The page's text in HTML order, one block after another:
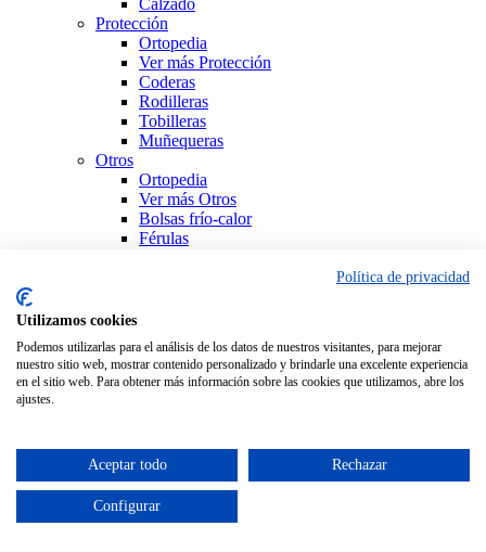
Calzado
Protección
Ortopedia
Ver más Protección
Coderas
Rodilleras
Tobilleras
Muñequeras
Otros
Ortopedia
Ver más Otros
Bolsas frío-calor
Férulas
Política de privacidad
Utilizamos cookies
Podemos utilizarlas para el análisis de los datos de nuestros visitantes, para mejorar
nuestro sitio web, mostrar contenido personalizado y brindarle una excelente experiencia
en el sitio web. Para obtener más información sobre las cookies que utilizamos, abre los
ajustes.
Aceptar todo Rechazar
Configurar